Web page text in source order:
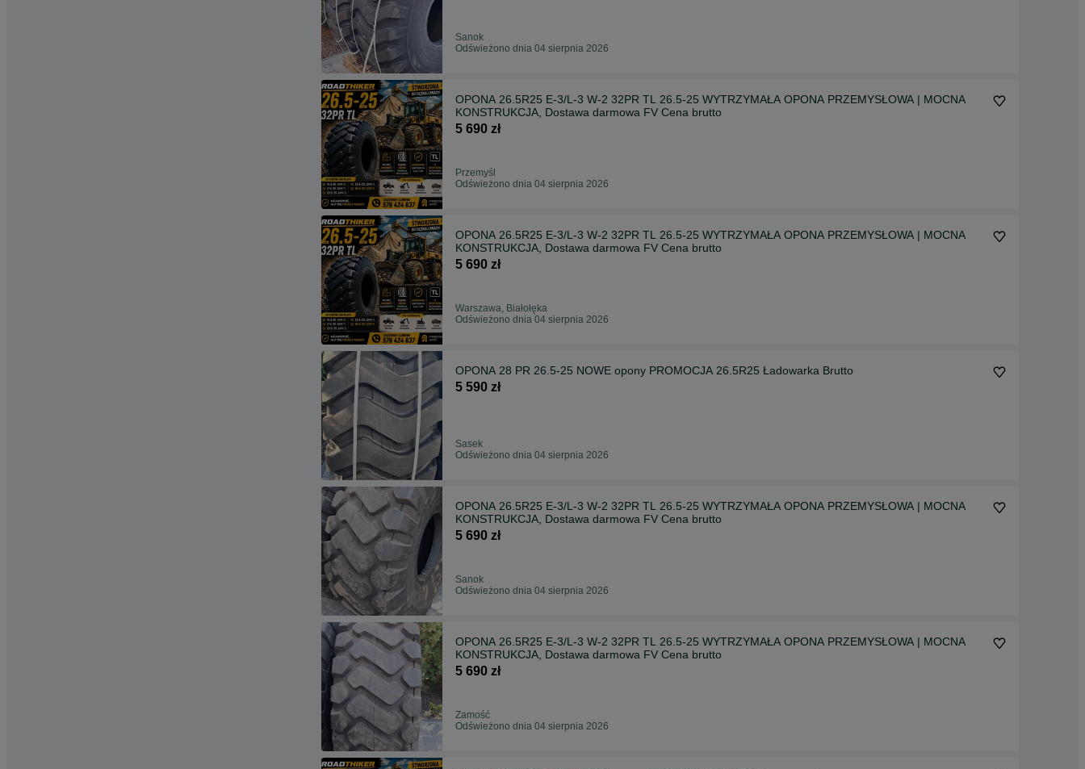
Sanok
Odświeżono dnia 04 sierpnia 2026
OPONA 26.5R25 E-3/L-3 W-2 32PR TL 26.5-25 WYTRZYMAŁA OPONA PRZEMYSŁOWA | MOCNA
KONSTRUKCJA, Dostawa darmowa FV Cena brutto
5 690 zł
Przemyśl
Odświeżono dnia 04 sierpnia 2026
OPONA 26.5R25 E-3/L-3 W-2 32PR TL 26.5-25 WYTRZYMAŁA OPONA PRZEMYSŁOWA | MOCNA
KONSTRUKCJA, Dostawa darmowa FV Cena brutto
5 690 zł
Warszawa, Białołęka
Odświeżono dnia 04 sierpnia 2026
OPONA 28 PR 26.5-25 NOWE opony PROMOCJA 26.5R25 Ładowarka Brutto
5 590 zł
Sasek
Odświeżono dnia 04 sierpnia 2026
OPONA 26.5R25 E-3/L-3 W-2 32PR TL 26.5-25 WYTRZYMAŁA OPONA PRZEMYSŁOWA | MOCNA
KONSTRUKCJA, Dostawa darmowa FV Cena brutto
5 690 zł
Sanok
Odświeżono dnia 04 sierpnia 2026
OPONA 26.5R25 E-3/L-3 W-2 32PR TL 26.5-25 WYTRZYMAŁA OPONA PRZEMYSŁOWA | MOCNA
KONSTRUKCJA, Dostawa darmowa FV Cena brutto
5 690 zł
Zamość
Odświeżono dnia 04 sierpnia 2026